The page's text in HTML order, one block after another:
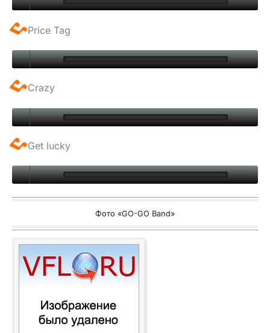
Price Tag
Crazy
Get lucky
Фото «GO-GO Band»